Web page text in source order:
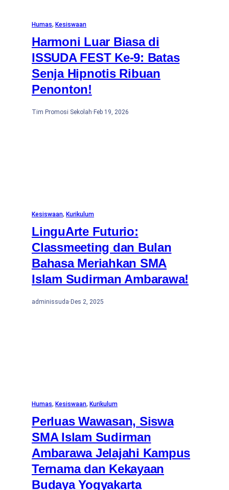
Humas, Kesiswaan
Harmoni Luar Biasa di
ISSUDA FEST Ke-9: Batas
Senja Hipnotis Ribuan
Penonton!
Tim Promosi Sekolah· Feb 19, 2026
Kesiswaan, Kurikulum
LinguArte Futurio:
Classmeeting dan Bulan
Bahasa Meriahkan SMA
Islam Sudirman Ambarawa!
adminissuda· Des 2, 2025
Humas, Kesiswaan, Kurikulum
Perluas Wawasan, Siswa
SMA Islam Sudirman
Ambarawa Jelajahi Kampus
Ternama dan Kekayaan
Budaya Yogyakarta